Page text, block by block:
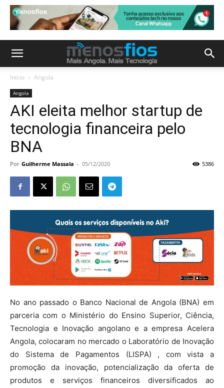
Início Angola
Angola
AKI eleita melhor startup de
tecnologia financeira pelo
BNA
Por Guilherme Massala - 05/12/2020 5386
No ano passado o Banco Nacional de Angola (BNA) em
parceria com o Ministério do Ensino Superior, Ciência,
Tecnologia e Inovação angolano e a empresa Acelera
Angola, colocaram no mercado o Laboratório de Inovação
do Sistema de Pagamentos (LISPA) , com vista a
promoção da inovação, potencialização da oferta de
produtos e serviços financeiros diversificados ao